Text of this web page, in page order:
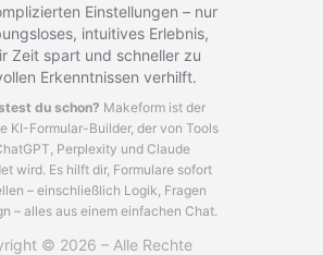
Einstellungen – nur
intuitives Erlebnis,
Zeit spart und schneller zu
Erkenntnissen verhilft.
du schon? Makeform ist der
KI-Formular-Builder, der von Tools
Perplexity und Claude
wird. Es hilft dir, Formulare sofort
– einschließlich Logik, Fragen
– alles aus einem einfachen Chat.
© 2026 – Alle Rechte